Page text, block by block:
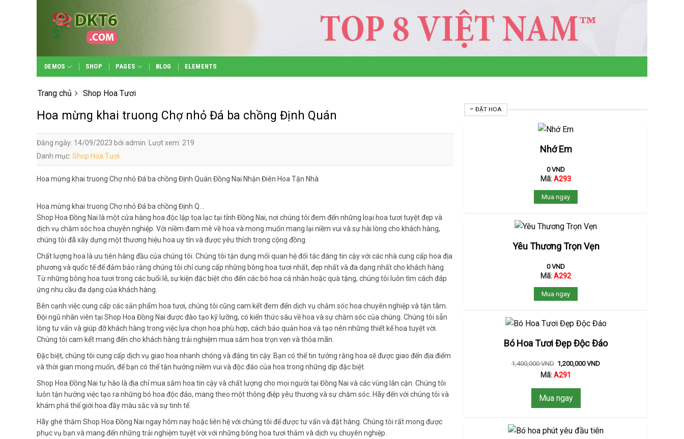
content
DEMOS SHOP PAGES BLOG ELEMENTS
Trang chủ Shop Hoa Tươi
Hoa mừng khai truong Chợ nhỏ Đá ba chồng Định Quán
Đăng ngày: 14/09/2023 bởi admin. Lượt xem: 219
Danh mục: Shop Hoa Tươi
Hoa mừng khai truong Chợ nhỏ Đá ba chồng Định Quán Đồng Nai Nhận Điên Hoa Tận Nhà
Hoa mừng khai truong Chợ nhỏ Đá ba chồng Định Q…
Shop Hoa Đồng Nai là một cửa hàng hoa độc lập tọa lạc tại tỉnh Đồng Nai, nơi chúng tôi đem đến những loại hoa tươi tuyệt đẹp và
dịch vụ chăm sóc hoa chuyên nghiệp. Với niềm đam mê về hoa và mong muốn mang lại niềm vui và sự hài lòng cho khách hàng,
chúng tôi đã xây dựng một thương hiệu hoa uy tín và được yêu thích trong cộng đồng.
Chất lượng hoa là ưu tiên hàng đầu của chúng tôi. Chúng tôi tận dụng mối quan hệ đối tác đáng tin cậy với các nhà cung cấp hoa địa
phương và quốc tế để đảm bảo rằng chúng tôi chỉ cung cấp những bông hoa tươi nhất, đẹp nhất và đa dạng nhất cho khách hàng.
Từ những bông hoa tươi trong các buổi lễ, sự kiện đặc biệt cho đến các bó hoa cá nhân hoặc quà tặng, chúng tôi luôn tìm cách đáp
ứng nhu cầu đa dạng của khách hàng.
Bên cạnh việc cung cấp các sản phẩm hoa tươi, chúng tôi cũng cam kết đem đến dịch vụ chăm sóc hoa chuyên nghiệp và tận tâm.
Đội ngũ nhân viên tại Shop Hoa Đồng Nai được đào tạo kỹ lưỡng, có kiến thức sâu về hoa và sự chăm sóc của chúng. Chúng tôi sẵn
lòng tư vấn và giúp đỡ khách hàng trong việc lựa chọn hoa phù hợp, cách bảo quản hoa và tạo nên những thiết kế hoa tuyệt vời.
Chúng tôi cam kết mang đến cho khách hàng trải nghiệm mua sắm hoa trọn vẹn và thỏa mãn.
Đặc biệt, chúng tôi cung cấp dịch vụ giao hoa nhanh chóng và đáng tin cậy. Bạn có thể tin tưởng rằng hoa sẽ được giao đến địa điểm
và thời gian mong muốn, để bạn có thể tận hưởng niềm vui và độc đáo của hoa trong những dịp đặc biệt.
Shop Hoa Đồng Nai tự hào là địa chỉ mua sắm hoa tin cậy và chất lượng cho mọi người tại Đồng Nai và các vùng lân cận. Chúng tôi
luôn tận hưởng việc tạo ra những bó hoa độc đáo, mang theo một thông điệp yêu thương và sự chăm sóc. Hãy đến với chúng tôi và
khám phá thế giới hoa đầy màu sắc và sự tinh tế.
Hãy ghé thăm Shop Hoa Đồng Nai ngay hôm nay hoặc liên hệ với chúng tôi để được tư vấn và đặt hàng. Chúng tôi rất mong được
phục vụ bạn và mang đến những trải nghiệm tuyệt vời với những bông hoa tươi thắm và dịch vụ chuyên nghiệp.
ĐẶT HOA
Nhớ Em
0VND
Mã:A293
Mua ngay
Yêu Thương Trọn Vẹn
0VND
Mã:A292
Mua ngay
Bó Hoa Tươi Đẹp Độc Đáo
1,400,000VND 1,200,000VND
Mã:A291
Mua ngay